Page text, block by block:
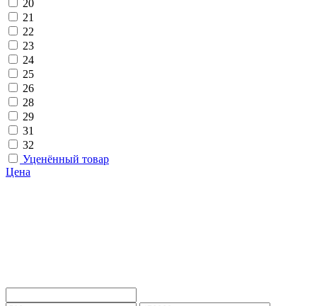
20
21
22
23
24
25
26
28
29
31
32
Уценённый товар
Цена